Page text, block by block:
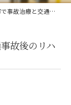
故後のリハビリを始める最適な選び方
故後のリハ